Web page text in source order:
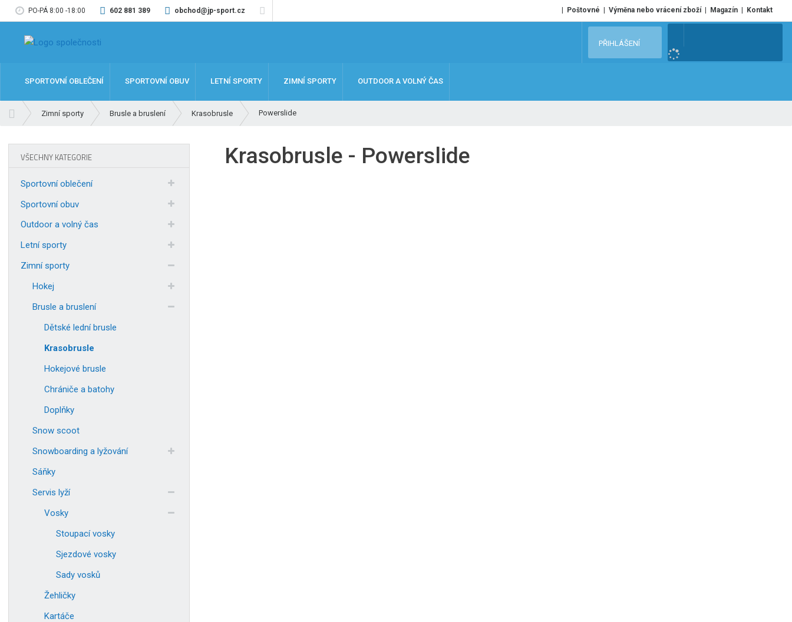
PO-PÁ 8:00 -18:00 602 881 389 obchod@jp-sport.cz Poštovné Výměna nebo vrácení zboží Magazín Kontakt
e
PŘIHLÁŠENÍ
SPORTOVNÍ OBLEČENÍ SPORTOVNÍ OBUV LETNÍ SPORTY ZIMNÍ SPORTY OUTDOOR A VOLNÝ ČAS
Zimní sporty Brusle a bruslení Krasobrusle Powerslide
Krasobrusle - Powerslide
VŠECHNY KATEGORIE
Sportovní oblečení
Sportovní obuv
Outdoor a volný čas
Letní sporty
Zimní sporty
Hokej
Brusle a bruslení
Dětské lední brusle
Krasobrusle
Hokejové brusle
Chrániče a batohy
Doplňky
Snow scoot
Snowboarding a lyžování
Sáňky
Servis lyží
Vosky
Stoupací vosky
Sjezdové vosky
Sady vosků
Žehličky
Kartáče